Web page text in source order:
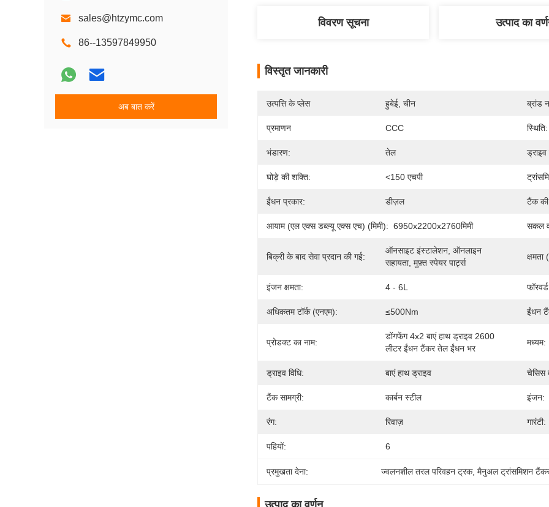
sales@htzymc.com
86--13597849950
अब बात करें
विवरण सूचना उत्पाद का
विस्तृत जानकारी
उत्पत्ति के प्लेस हुबेई, चीन ब्रांड
प्रमाणन CCC स्थिति:
भंडारण: तेल ड्राइव
घोड़े की शक्ति: <150 एचपी
ईंधन प्रकार: डीज़ल टैंक की
आयाम (एल एक्स डब्ल्यू एक्स एच) (मिमी): 6950x2200x2760मिमी सकल
बिक्री के बाद सेवा प्रदान की गई:
ऑनसाइट इंस्टालेशन, ऑनलाइन
सहायता, मुफ़्त स्पेयर पार्ट्स
क्षमता
इंजन क्षमता: 4 - 6L
अधिकतम टॉर्क (एनएम): ≤500Nm ईंधन
प्रोडक्ट का नाम:
डोंगफेंग 4x2 बाएं हाथ ड्राइव 2600
लीटर ईंधन टैंकर तेल ईंधन भर
मध्यम:
ड्राइव विधि: बाएं हाथ ड्राइव चेसिस
टैंक सामग्री: कार्बन स्टील इंजन:
रंग: रिवाज़ गारंटी:
पहियों: 6
प्रमुखता देना: ज्वलनशील तरल परिवहन ट्रक, मैनुअल ट्रांसमिशन
उत्पाद का वर्णन